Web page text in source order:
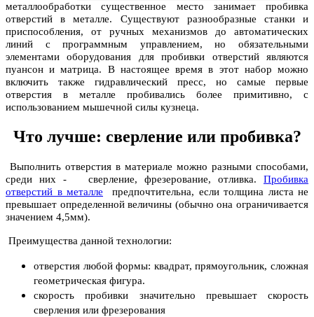
металлообработки существенное место занимает пробивка
отверстий в металле. Существуют разнообразные станки и
приспособления, от ручных механизмов до автоматических
линий с программным управлением, но обязательными
элементами оборудования для пробивки отверстий являются
пуансон и матрица. В настоящее время в этот набор можно
включить также гидравлический пресс, но самые первые
отверстия в металле пробивались более примитивно, с
использованием мышечной силы кузнеца.
Что лучше: сверление или пробивка?
Выполнить отверстия в материале можно разными способами,
среди них - сверление, фрезерование, отливка. Пробивка
отверстий в металле предпочтительна, если толщина листа не
превышает определенной величины (обычно она ограничивается
значением 4,5мм).
Преимущества данной технологии:
отверстия любой формы: квадрат, прямоугольник, сложная
геометрическая фигура.
скорость пробивки значительно превышает скорость
сверления или фрезерования